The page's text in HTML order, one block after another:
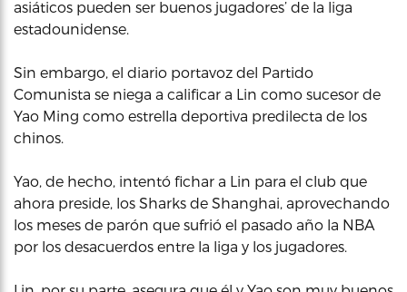
asiáticos pueden ser buenos jugadores’ de la liga
estadounidense.
Sin embargo, el diario portavoz del Partido
Comunista se niega a calificar a Lin como sucesor de
Yao Ming como estrella deportiva predilecta de los
chinos.
Yao, de hecho, intentó fichar a Lin para el club que
ahora preside, los Sharks de Shanghai, aprovechando
los meses de parón que sufrió el pasado año la NBA
por los desacuerdos entre la liga y los jugadores.